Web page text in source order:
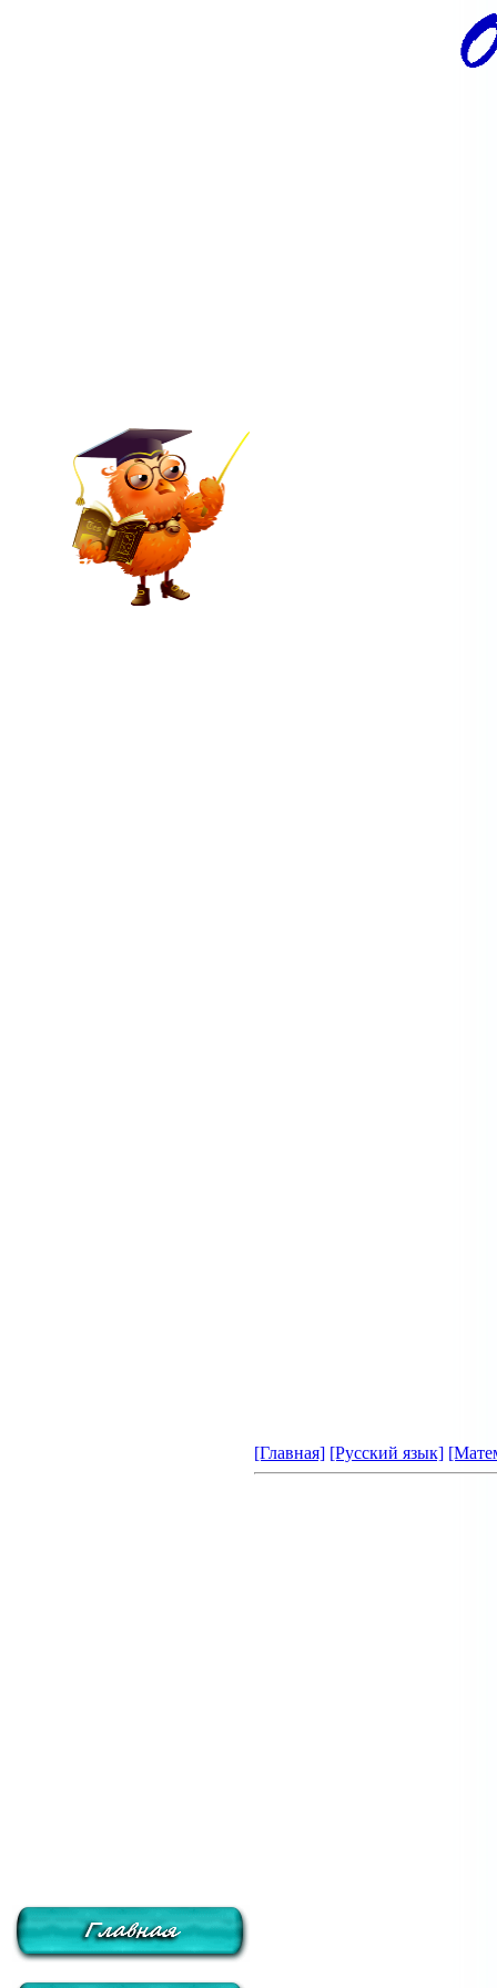
[Главная] [Русский язык]